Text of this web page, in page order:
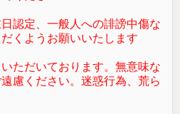
認定、一般人への誹謗中傷な
くようお願いいたします
ただいております。無意味な
慮ください。迷惑行為、荒ら